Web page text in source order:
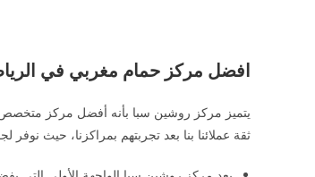
افضل مركز حمام مغربي في
يتميز مركز روشين سبا بأنه أفضل مركز متخصص
ثقة عملائنا بنا بعد تجربتهم بمراكزنا، حيث نوفر